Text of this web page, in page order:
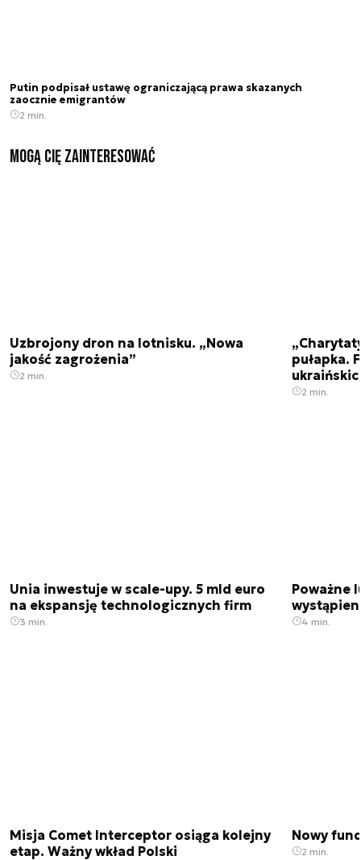
Putin podpisał ustawę ograniczającą prawa skazanych
zaocznie emigrantów
2 min.
Mogą Cię zainteresować
Uzbrojony dron na lotnisku. „Nowa
jakość zagrożenia”
2 min.
pułapka.
2 min.
Unia inwestuje w scale-upy. 5 mld euro
na ekspansję technologicznych firm
3 min.
Poważne
4 min.
Misja Comet Interceptor osiąga kolejny
etap. Ważny wkład Polski
Nowy
2 min.